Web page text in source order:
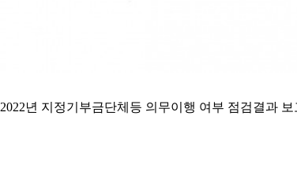
2022년 지정기부금단체등 의무이행 여부 점검결과 보